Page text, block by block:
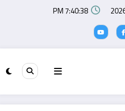
7:40:38 PM